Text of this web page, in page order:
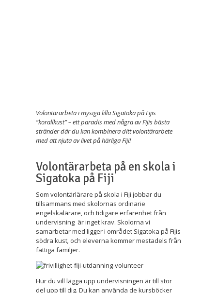
Volontärarbeta i mysiga lilla Sigatoka på Fijis
”korallkust” – ett paradis med några av Fijis bästa
stränder där du kan kombinera ditt volontärarbete
med att njuta av livet på härliga Fiji!
Volontärarbeta på en skola i
Sigatoka på Fiji
Som volontärlärare på skola i Fiji jobbar du
tillsammans med skolornas ordinarie
engelskalärare, och tidigare erfarenhet från
undervisning är inget krav. Skolorna vi
samarbetar med ligger i området Sigatoka på Fijis
södra kust, och eleverna kommer mestadels från
fattiga familjer.
Hur du vill lägga upp undervisningen är till stor
del upp till dig. Du kan använda de kursböcker